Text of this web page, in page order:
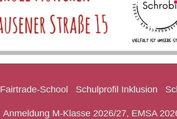
Fairtrade-School Schulprofil Inklusion
Anmeldung M-Klasse 2026/27, EMSA